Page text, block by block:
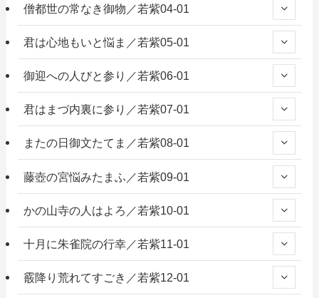
僧都世の常なき御物／若紫04-01
君は心地もいと悩ま／若紫05-01
御迎への人びと参り／若紫06-01
君はまづ内裏に参り／若紫07-01
またの日御文たてま／若紫08-01
藤壺の宮悩みたまふ／若紫09-01
かの山寺の人はよろ／若紫10-01
十月に朱雀院の行幸／若紫11-01
霰降り荒れてすごき／若紫12-01